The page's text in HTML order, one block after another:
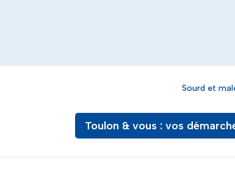
Sourd et
Toulon & vous : vos